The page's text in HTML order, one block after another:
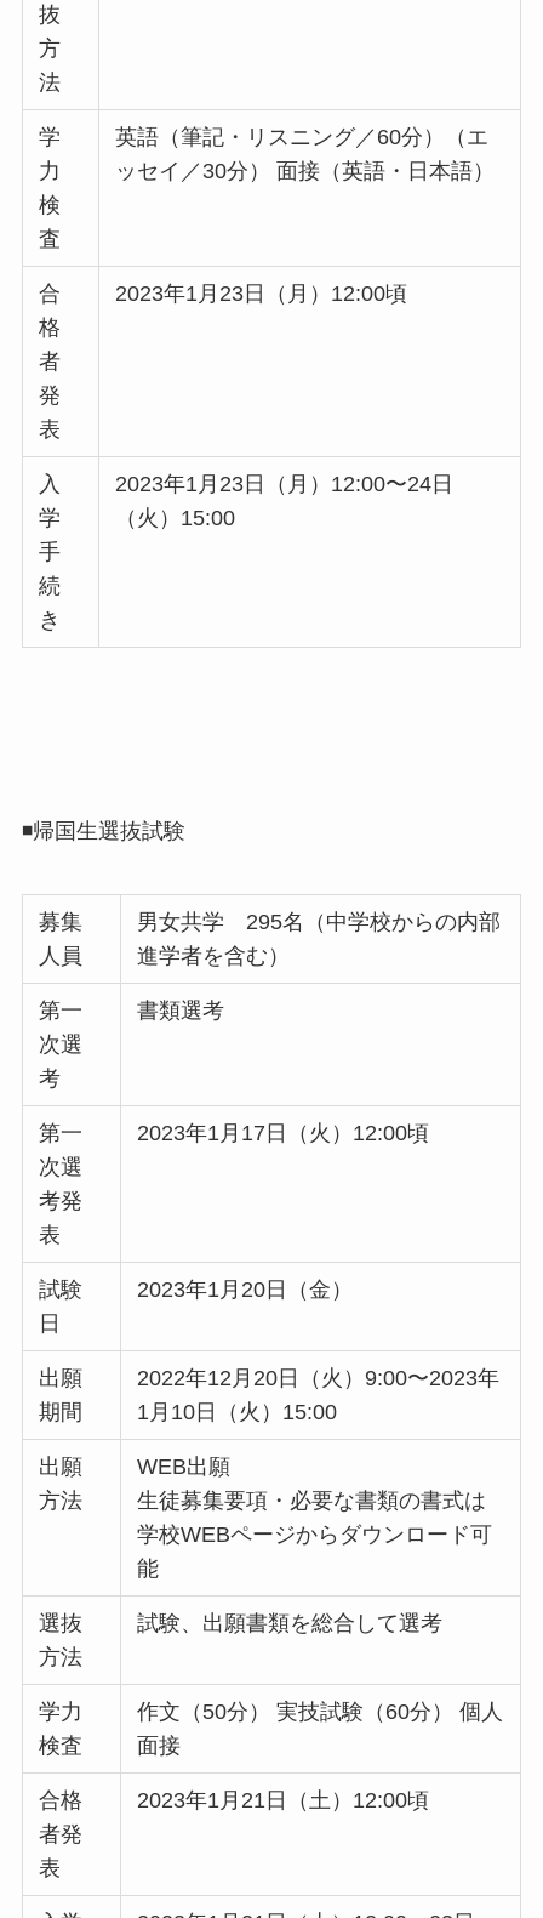
抜
方
法
学
力
検
査
英語（筆記・リスニング／60分）（エ
ッセイ／30分） 面接（英語・日本語）
合
格
者
発
表
2023年1月23日（月）12:00頃
入
学
手
続
き
2023年1月23日（月）12:00〜24日
（火）15:00
◾️帰国生選抜試験
募集
人員
男女共学 295名（中学校からの内部
進学者を含む）
第一
次選
考
書類選考
第一
次選
考発
表
2023年1月17日（火）12:00頃
試験
日
2023年1月20日（金）
出願
期間
2022年12月20日（火）9:00〜2023年
1月10日（火）15:00
出願
方法
WEB出願
生徒募集要項・必要な書類の書式は
学校WEBページからダウンロード可
能
選抜
方法
試験、出願書類を総合して選考
学力
検査
作文（50分） 実技試験（60分） 個人
面接
合格
者発
表
2023年1月21日（土）12:00頃